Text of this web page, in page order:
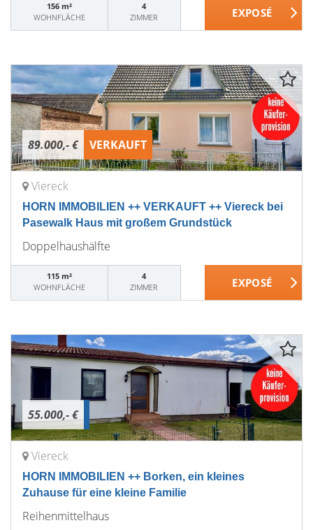
156 m²
WOHNFLÄCHE
4
ZIMMER
89.000,- € VERKAUFT
Viereck
HORN IMMOBILIEN ++ VERKAUFT ++ Viereck bei
Pasewalk Haus mit großem Grundstück
Doppelhaushälfte
115 m²
WOHNFLÄCHE
4
ZIMMER
55.000,- €
Viereck
HORN IMMOBILIEN ++ Borken, ein kleines
Zuhause für eine kleine Familie
Reihenmittelhaus